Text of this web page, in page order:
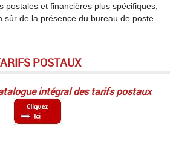
postales et financières plus spécifiques,
sûr de la présence du bureau de poste
POSTAUX
intégral des tarifs postaux